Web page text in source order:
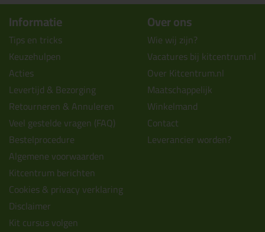
Informatie
Tips en tricks
Keuzehulpen
Acties
Levertijd & Bezorging
Retourneren & Annuleren
Veel gestelde vragen (FAQ)
Bestelprocedure
Algemene voorwaarden
Kitcentrum berichten
Cookies & privacy verklaring
Disclaimer
Kit cursus volgen
Over ons
Wie wij zijn?
Vacatures bij kitcentrum.nl
Over Kitcentrum.nl
Maatschappelijk
Winkelmand
Contact
Leverancier worden?